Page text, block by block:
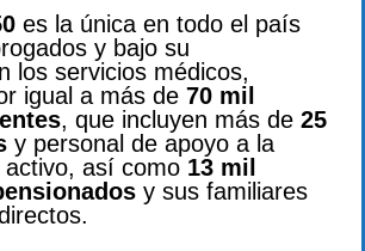
es la única en todo el país
y bajo su
los servicios médicos,
igual a más de 70 mil
, que incluyen más de 25
y personal de apoyo a la
así como 13 mil
y sus familiares